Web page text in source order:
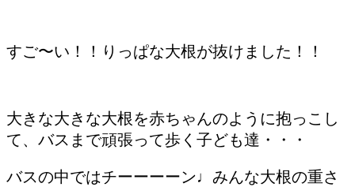
すご〜い！！りっぱな大根が抜けました！！
大きな大きな大根を赤ちゃんのように抱っこし
て、バスまで頑張って歩く子ども達・・・
バスの中ではチーーーーン♩みんな大根の重さ